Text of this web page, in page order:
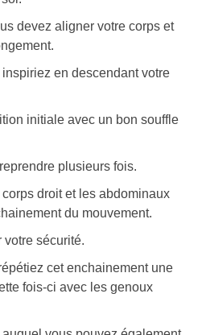
devez aligner votre corps et
inspiriez en descendant votre
initiale avec un bon souffle
plusieurs fois.
droit et les abdominaux
du mouvement.
votre sécurité.
cet enchainement une
fois-ci avec les genoux